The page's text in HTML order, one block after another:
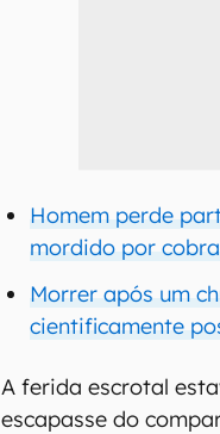
Homem perde
mordido por
Morrer após um
cientificamente
A ferida escrotal
escapasse do